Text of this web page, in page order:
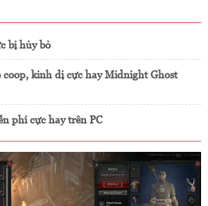
bị hủy bỏ
coop, kinh dị cực hay Midnight Ghost
phí cực hay trên PC